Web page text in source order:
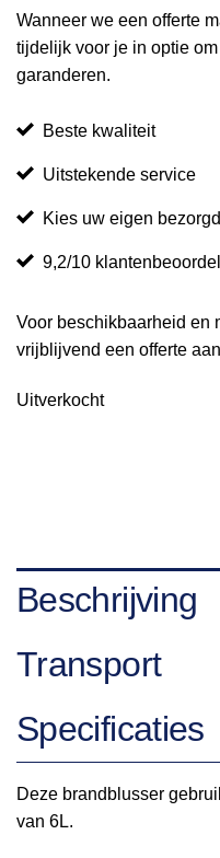
Wanneer we een offerte
tijdelijk voor je in optie
garanderen.
Beste kwaliteit
Uitstekende service
Kies uw eigen
9,2/10
Voor beschikbaarheid en
vrijblijvend een offerte
Uitverkocht
Beschrijving
Transport
Specificaties
Deze brandblusser
van 6L.